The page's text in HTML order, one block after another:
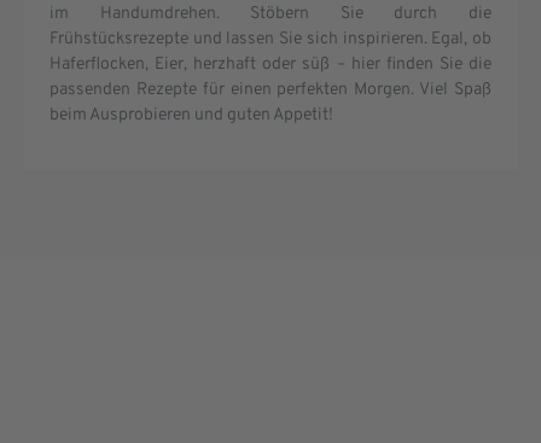
im Handumdrehen. Stöbern Sie durch die
Frühstücksrezepte und lassen Sie sich inspirieren. Egal, ob
Haferflocken, Eier, herzhaft oder süß – hier finden Sie die
passenden Rezepte für einen perfekten Morgen. Viel Spaß
beim Ausprobieren und guten Appetit!